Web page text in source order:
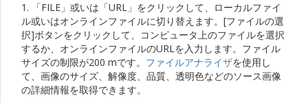
1. 「FILE」或いは「URL」をクリックして、ローカルファイ
ル或いはオンラインファイルに切り替えます。[ファイルの選
択]ボタンをクリックして、コンピュータ上のファイルを選択
するか、オンラインファイルのURLを入力します。ファイル
サイズの制限が200 mです。 ファイルアナライザを使用し
て、画像のサイズ、解像度、品質、透明色などのソース画像
の詳細情報を取得できます。